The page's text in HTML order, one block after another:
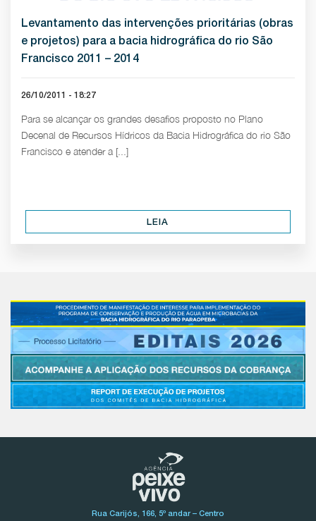
Levantamento das intervenções prioritárias (obras
e projetos) para a bacia hidrográfica do rio São
Francisco 2011 – 2014
26/10/2011 - 18:27
Para se alcançar os grandes desafios proposto no Plano
Decenal de Recursos Hídricos da Bacia Hidrográfica do rio São
Francisco e atender a [...]
LEIA
Rua Carijós, 166, 5º andar – Centro